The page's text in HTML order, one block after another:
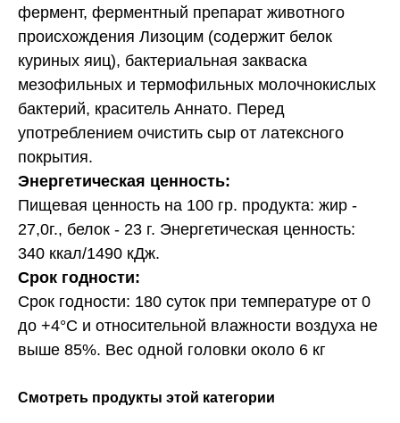
фермент, ферментный препарат животного
происхождения Лизоцим (содержит белок
куриных яиц), бактериальная закваска
мезофильных и термофильных молочнокислых
бактерий, краситель Аннато. Перед
употреблением очистить сыр от латексного
покрытия.
Энергетическая ценность:
Пищевая ценность на 100 гр. продукта: жир -
27,0г., белок - 23 г. Энергетическая ценность:
340 ккал/1490 кДж.
Срок годности:
Срок годности: 180 суток при температуре от 0
до +4°С и относительной влажности воздуха не
выше 85%. Вес одной головки около 6 кг
Смотреть продукты этой категории